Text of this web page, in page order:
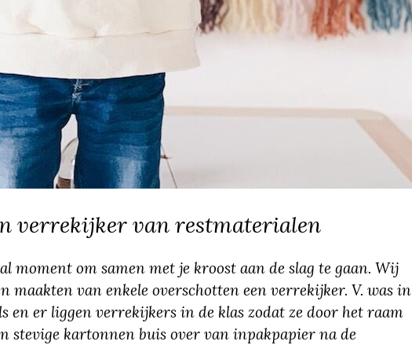
verrekijker van restmaterialen
moment om samen met je kroost aan de slag te gaan. Wij
maakten van enkele overschotten een verrekijker. V. was in
en er liggen verrekijkers in de klas zodat ze door het raam
stevige kartonnen buis over van inpakpapier na de